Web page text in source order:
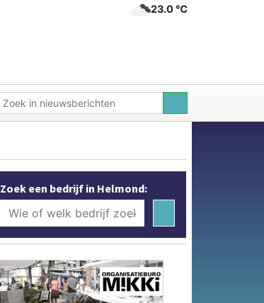
23.0 ℃
Zoek een bedrijf in Helmond: